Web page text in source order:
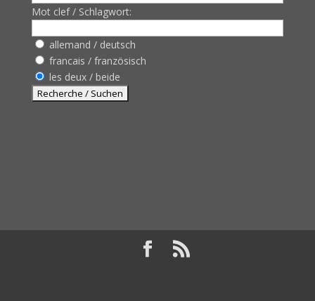
Mot clef / Schlagwort:
allemand / deutsch
francais / französisch
les deux / beide